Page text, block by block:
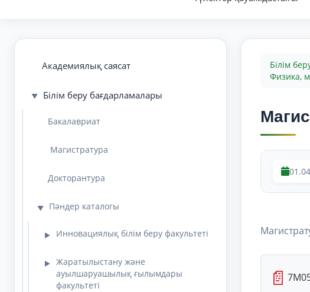
Академиялық саясат
▼ Білім беру бағдарламалары
Бакалавриат
Магистратура
Докторантура
▼ Пәндер каталогы
▶ Инновациялық білім беру факультеті
▶
Жаратылыстану және
ауылшаруашылық ғылымдары
факультеті
Білім
Физика,
📄